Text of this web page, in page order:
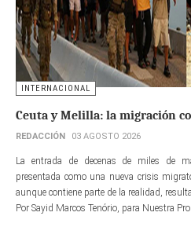
INTERNACIONAL
Ceuta y Melilla: la migración
REDACCIÓN 03 AGOSTO 2026
La entrada de decenas de miles de
presentada como una nueva crisis
aunque contiene parte de la realidad,
Por Sayid Marcos Tenório, para Nuestra